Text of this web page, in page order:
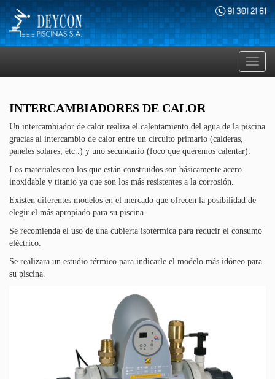
INTERCAMBIADORES DE CALOR
Un intercambiador de calor realiza el calentamiento del agua de la piscina
gracias al intercambio de calor entre un circuito primario (calderas,
paneles solares, etc..) y uno secundario (foco que queremos calentar).
Los materiales con los que están construidos son básicamente acero
inoxidable y titanio ya que son los más resistentes a la corrosión.
Existen diferentes modelos en el mercado que ofrecen la posibilidad de
elegir el más apropiado para su piscina.
Se recomienda el uso de una cubierta isotérmica para reducir el consumo
eléctrico.
Se realizara un estudio térmico para indicarle el modelo más idóneo para
su piscina.